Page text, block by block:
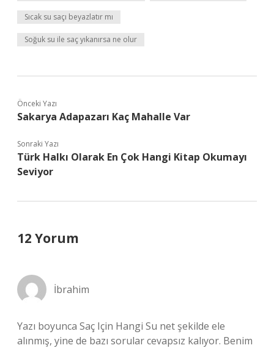
Sıcak su saçı beyazlatır mı
Soğuk su ile saç yıkanırsa ne olur
Önceki Yazı
Sakarya Adapazarı Kaç Mahalle Var
Sonraki Yazı
Türk Halkı Olarak En Çok Hangi Kitap Okumayı
Seviyor
12 Yorum
İbrahim
Yazı boyunca Saç Için Hangi Su net şekilde ele
alınmış, yine de bazı sorular cevapsız kalıyor. Benim